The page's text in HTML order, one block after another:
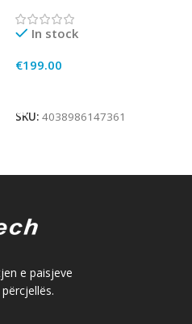
In stock
€199.00
SKU: 4038986147361
e paisjeve